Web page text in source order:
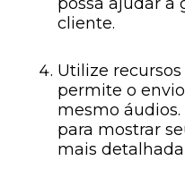
cliente.
Utilize
permite o
mesmo áudios.
para mostrar
mais